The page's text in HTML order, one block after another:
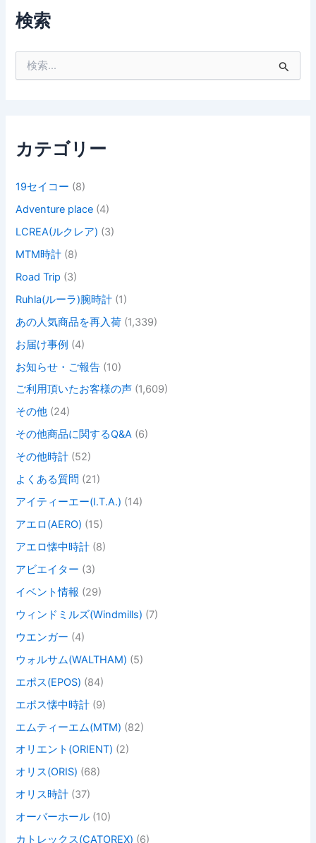
検索
カテゴリー
19セイコー (8)
Adventure place (4)
LCREA(ルクレア) (3)
MTM時計 (8)
Road Trip (3)
Ruhla(ルーラ)腕時計 (1)
あの人気商品を再入荷 (1,339)
お届け事例 (4)
お知らせ・ご報告 (10)
ご利用頂いたお客様の声 (1,609)
その他 (24)
その他商品に関するQ&A (6)
その他時計 (52)
よくある質問 (21)
アイティーエー(I.T.A.) (14)
アエロ(AERO) (15)
アエロ懐中時計 (8)
アビエイター (3)
イベント情報 (29)
ウィンドミルズ(Windmills) (7)
ウエンガー (4)
ウォルサム(WALTHAM) (5)
エポス(EPOS) (84)
エポス懐中時計 (9)
エムティーエム(MTM) (82)
オリエント(ORIENT) (2)
オリス(ORIS) (68)
オリス時計 (37)
オーバーホール (10)
カトレックス(CATOREX) (6)